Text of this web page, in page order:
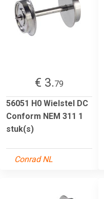
€ 3.79
56051 H0 Wielstel DC
Conform NEM 311 1
stuk(s)
Conrad NL